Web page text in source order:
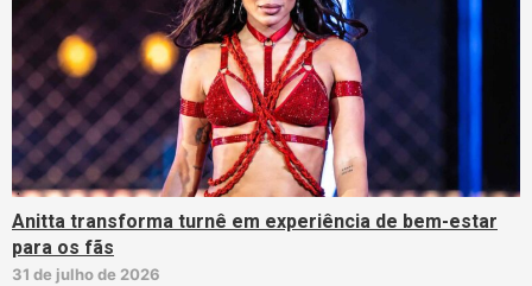
Anitta transforma turnê em experiência de bem-estar
para os fãs
31 de julho de 2026